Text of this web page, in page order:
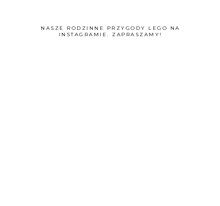
NASZE RODZINNE PRZYGODY LEGO NA
INSTAGRAMIE. ZAPRASZAMY!